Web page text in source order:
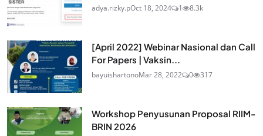
adya.rizky.pOct 18, 2024 1 8.3k
[April 2022] Webinar Nasional dan Call
For Papers | Vaksin...
bayuishartonoMar 28, 2022 0 317
Workshop Penyusunan Proposal RIIM-
BRIN 2026